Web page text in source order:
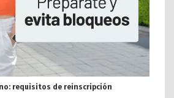
requisitos de reinscripción